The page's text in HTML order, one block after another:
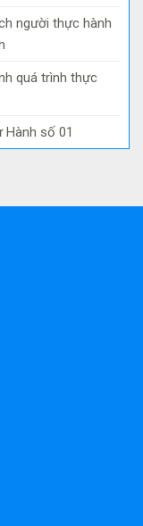
người thực hành
quá trình thực
Hành số 01